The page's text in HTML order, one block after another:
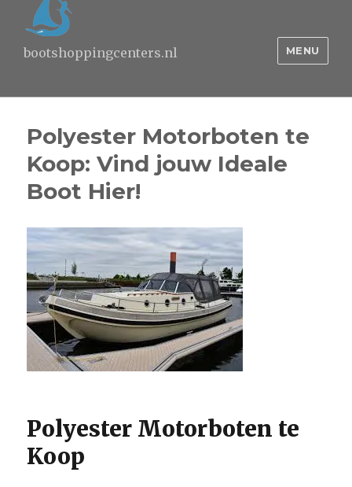
bootshoppingcenters.nl MENU
Polyester Motorboten te
Koop: Vind jouw Ideale
Boot Hier!
Polyester Motorboten te
Koop